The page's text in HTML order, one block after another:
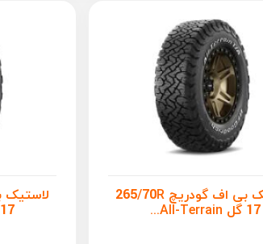
لاستیک بی اف گودریچ 265/70R
17 گل All-Terrain... 17 گل All-Terrain...